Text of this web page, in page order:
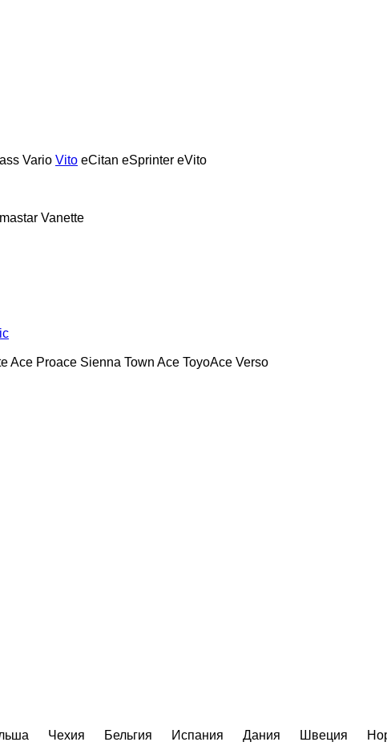
Vario Vito eCitan eSprinter eVito
Vanette
Ace Proace Sienna Town Ace ToyoAce Verso
Чехия Бельгия Испания Дания Швеция